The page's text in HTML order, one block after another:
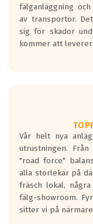
fälganläggning
av transportör.
sig för skador
kommer att
Vår helt nya
utrustningen.
"road force"
alla storlekar på
fräsch lokal,
fälg-showroom.
sitter vi på